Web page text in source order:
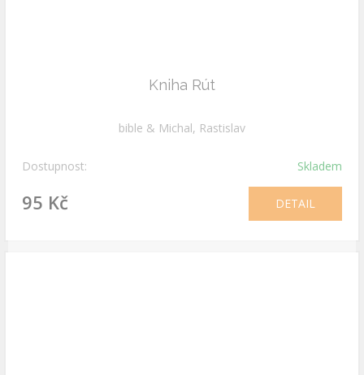
Kniha Rút
bible & Michal, Rastislav
Dostupnost: Skladem
95 Kč DETAIL